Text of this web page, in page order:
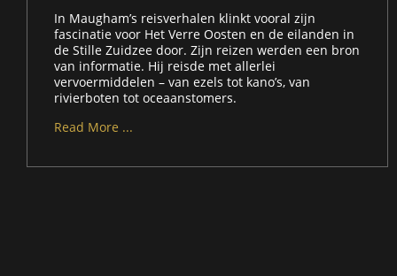
In Maugham’s reisverhalen klinkt vooral zijn
fascinatie voor Het Verre Oosten en de eilanden in
de Stille Zuidzee door. Zijn reizen werden een bron
van informatie. Hij reisde met allerlei
vervoermiddelen – van ezels tot kano’s, van
rivierboten tot oceaanstomers.
Read More ...